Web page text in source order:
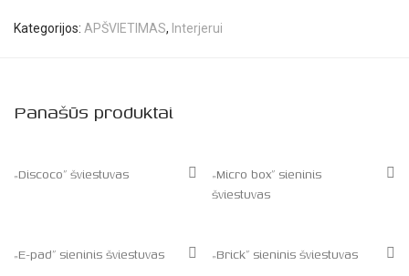
Kategorijos: APŠVIETIMAS, Interjerui
Panašūs produktai
„Discoco” šviestuvas
„Micro box” sieninis
šviestuvas
„E-pad” sieninis šviestuvas „Brick” sieninis šviestuvas